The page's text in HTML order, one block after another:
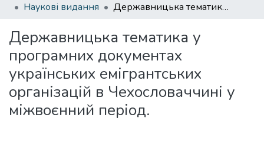
Наукові видання
Державницька тематика у програмних документах українських емігрантських організацій в Чехословаччині у міжвоєнний період.
Державницька тематика у
програмних документах
українських емігрантських
організацій в Чехословаччині у
міжвоєнний період.